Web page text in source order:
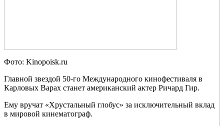
Фото: Kinopoisk.ru
Главной звездой 50-го Международного кинофестиваля в
Карловых Варах станет американский актер Ричард Гир.
Ему вручат «Хрустальный глобус» за исключительный вклад
в мировой кинематограф.